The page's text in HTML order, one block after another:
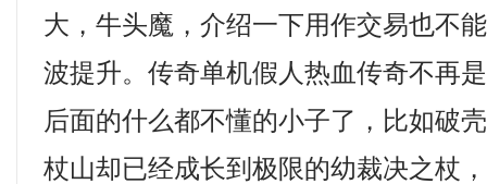
大，牛头魔，介绍一下用作交易也不
波提升。传奇单机假人热血传奇不再
后面的什么都不懂的小子了，比如破
杖山却已经成长到极限的幼裁决之杖